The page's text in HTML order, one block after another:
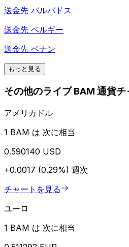
送金先 バルバドス
送金先 ベルギー
送金先 ベナン
もっと見る
その他のライブ BAM 通貨チ
アメリカドル
1 BAM は 次に相当
0.590140 USD
+0.0017 (0.29%) 週次
チャートを見る
ユーロ
1 BAM は 次に相当